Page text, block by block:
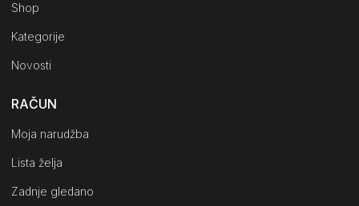
Shop
Kategorije
Novosti
RAČUN
Moja narudžba
Lista želja
Zadnje gledano